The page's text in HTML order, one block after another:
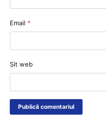
Email *
Sit web